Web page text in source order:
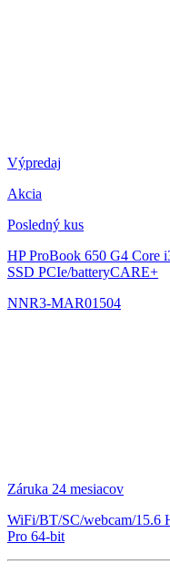
Výpredaj
Akcia
Posledný kus
HP ProBook 650 G4 Core
SSD PCIe/batteryCARE+
NNR3-MAR01504
Záruka 24 mesiacov
WiFi/BT/SC/webcam/15.6
Pro 64-bit